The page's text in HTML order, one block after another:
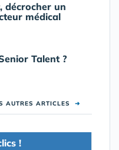
décrocher un
médical
Talent ?
AUTRES ARTICLES ➜
!